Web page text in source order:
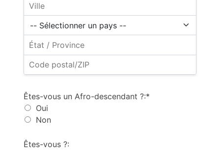
Êtes-vous un Afro-descendant ?:*
Oui
Non
Êtes-vous ?: